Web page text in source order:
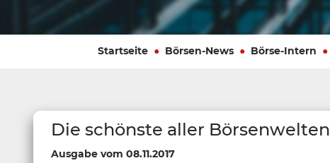
Startseite Börsen-News Börse-Intern
Die schönste aller Börsenwelten
Ausgabe vom 08.11.2017